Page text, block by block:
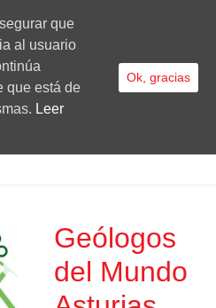
Geólogos
del Mundo
que
al usuario
que está de
Leer
Ok, gracias